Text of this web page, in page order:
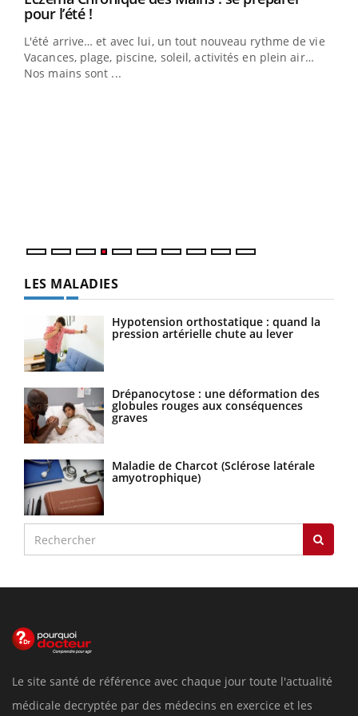
pour l’été !Youtube
L'été arrive… et avec lui, un tout nouveau rythme de vie !
Vacances, plage, piscine, soleil, activités en plein air…
Nos mains sont ...
LES MALADIES
Hypotension orthostatique : quand la
pression artérielle chute au lever
Drépanocytose : une déformation des
globules rouges aux conséquences
graves
Maladie de Charcot (Sclérose latérale
amyotrophique)
Le site santé de référence avec chaque jour toute l'actualité
médicale decryptée par des médecins en exercice et les